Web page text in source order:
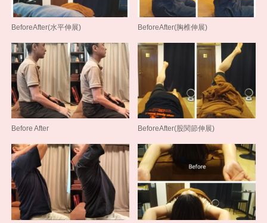
BeforeAfter(水平伸展) BeforeAfter(胸椎伸展)
Before After BeforeAfter(股関節伸展)